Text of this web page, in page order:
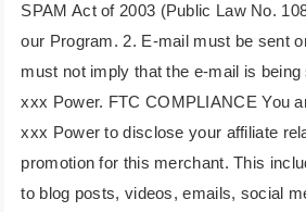
SPAM Act of 2003 (Public Law No.
our Program. 2. E-mail must be sent
must not imply that the e-mail is being
xxx Power. FTC COMPLIANCE You
xxx Power to disclose your affiliate
promotion for this merchant. This
to blog posts, videos, emails, social